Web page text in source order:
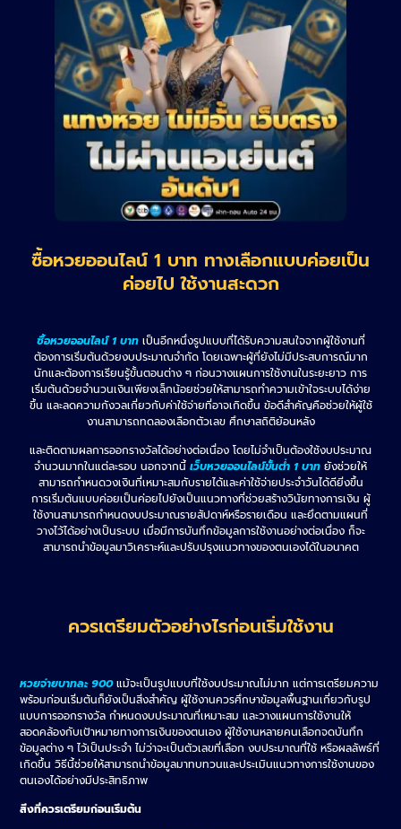
ซื้อหวยออนไลน์ 1 บาท ทางเลือกแบบค่อยเป็น
ค่อยไป ใช้งานสะดวก
ซื้อหวยออนไลน์ 1 บาทเป็นอีกหนึ่งรูปแบบที่ได้รับความสนใจจากผู้ใช้งานที่
ต้องการเริ่มต้นด้วยงบประมาณจำกัด โดยเฉพาะผู้ที่ยังไม่มีประสบการณ์มาก
นักและต้องการเรียนรู้ขั้นตอนต่าง ๆ ก่อนวางแผนการใช้งานในระยะยาว การ
เริ่มต้นด้วยจำนวนเงินเพียงเล็กน้อยช่วยให้สามารถทำความเข้าใจระบบได้ง่าย
ขึ้น และลดความกังวลเกี่ยวกับค่าใช้จ่ายที่อาจเกิดขึ้น ข้อดีสำคัญคือช่วยให้ผู้ใช้
งานสามารถทดลองเลือกตัวเลข ศึกษาสถิติย้อนหลัง
และติดตามผลการออกรางวัลได้อย่างต่อเนื่อง โดยไม่จำเป็นต้องใช้งบประมาณ
จำนวนมากในแต่ละรอบ นอกจากนี้ เว็บหวยออนไลน์ขั้นต่ำ 1 บาท ยังช่วยให้
สามารถกำหนดวงเงินที่เหมาะสมกับรายได้และค่าใช้จ่ายประจำวันได้ดียิ่งขึ้น
การเริ่มต้นแบบค่อยเป็นค่อยไปยังเป็นแนวทางที่ช่วยสร้างวินัยทางการเงิน ผู้
ใช้งานสามารถกำหนดงบประมาณรายสัปดาห์หรือรายเดือน และยึดตามแผนที่
วางไว้ได้อย่างเป็นระบบ เมื่อมีการบันทึกข้อมูลการใช้งานอย่างต่อเนื่อง ก็จะ
สามารถนำข้อมูลมาวิเคราะห์และปรับปรุงแนวทางของตนเองได้ในอนาคต
ควรเตรียมตัวอย่างไรก่อนเริ่มใช้งาน
หวยจ่ายบาทละ 900แม้จะเป็นรูปแบบที่ใช้งบประมาณไม่มาก แต่การเตรียมความ
พร้อมก่อนเริ่มต้นก็ยังเป็นสิ่งสำคัญ ผู้ใช้งานควรศึกษาข้อมูลพื้นฐานเกี่ยวกับรูป
แบบการออกรางวัล กำหนดงบประมาณที่เหมาะสม และวางแผนการใช้งานให้
สอดคล้องกับเป้าหมายทางการเงินของตนเอง ผู้ใช้งานหลายคนเลือกจดบันทึก
ข้อมูลต่าง ๆ ไว้เป็นประจำ ไม่ว่าจะเป็นตัวเลขที่เลือก งบประมาณที่ใช้ หรือผลลัพธ์ที่
เกิดขึ้น วิธีนี้ช่วยให้สามารถนำข้อมูลมาทบทวนและประเมินแนวทางการใช้งานของ
ตนเองได้อย่างมีประสิทธิภาพ
สิ่งที่ควรเตรียมก่อนเริ่มต้น